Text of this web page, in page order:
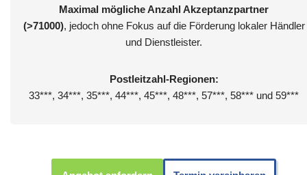
Maximal mögliche Anzahl Akzeptanzpartner
(>71000), jedoch ohne Fokus auf die Förderung lokaler Händler
und Dienstleister.
Postleitzahl-Regionen:
33***, 34***, 35***, 44***, 45***, 48***, 57***, 58*** und 59***